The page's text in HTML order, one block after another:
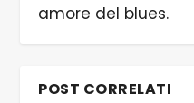
amore del blues.
POST CORRELATI